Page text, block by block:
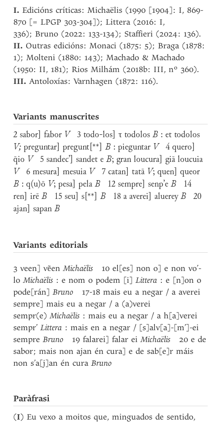
I. Edicións críticas: Michaëlis (1990 [1904]: I, 869-
870 [= LPGP 303-304]); Littera (2016: I,
336); Bruno (2022: 133-134); Staffieri (2024: 136).
II. Outras edicións: Monaci (1875: 5); Braga (1878:
1); Molteni (1880: 143); Machado & Machado
(1950: II, 181); Rios Milhám (2018b: III, nº 360).
III. Antoloxías: Varnhagen (1872: 116).
Variants manuscrites
2 sabor] fabor V 3 todo-los] τ todolosB : et todolos
V; preguntar] pregunt[**]B : pieguntar V 4 quero]
q̄io V 5 sandec’] sandet eB; gran loucura] giā loucuia
V 6 mesura] mesuia V 7 catan] tatā V; quen] queor
B : q(u)ō V; pesa] pelaB 12 sempre] senp’eB 14
ren] irēB 15 seu] s[**]B 18 a averei] aluereyB 20
ajan] sapanB
Variants editorials
3 veen] vẽenMichaëlis 10 el[es] non o] e non vo’-
loMichaëlis : e nom o podem [i]Littera : e [n]on o
pode[rán]Bruno 17-18 mais eu a negar / a averei
sempre] mais eu a negar / a (a)verei
sempr(e)Michaëlis : mais eu a negar / a h[a]verei
sempr’ Littera : mais en a negar / [s]alv[a]-[m’]-ei
sempreBruno 19 falarei] falar eiMichaëlis
20 e de
sabor; mais non ajan én cura] e de sab[e]r máis
non s’a[j]an én curaBruno
Paràfrasi
(I) Eu vexo a moitos que, minguados de sentido,